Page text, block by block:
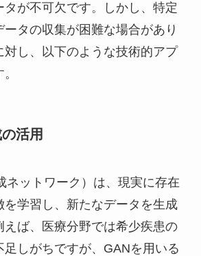
タが不可欠です。しかし、特定
タの収集が困難な場合があり
対し、以下のような技術的アプ
活用
ネットワーク）は、現実に存在
を学習し、新たなデータを生成
えば、医療分野では希少疾患の
足しがちですが、GANを用いる